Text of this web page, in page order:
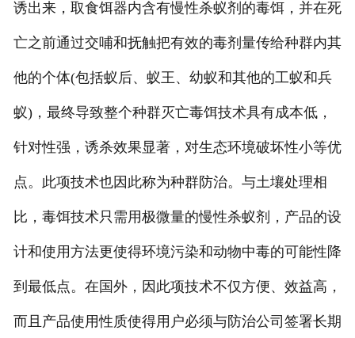
诱出来，取食饵器内含有慢性杀蚁剂的毒饵，并在死
亡之前通过交哺和抚触把有效的毒剂量传给种群内其
他的个体(包括蚁后、蚁王、幼蚁和其他的工蚁和兵
蚁)，最终导致整个种群灭亡毒饵技术具有成本低，
针对性强，诱杀效果显著，对生态环境破坏性小等优
点。此项技术也因此称为种群防治。与土壤处理相
比，毒饵技术只需用极微量的慢性杀蚁剂，产品的设
计和使用方法更使得环境污染和动物中毒的可能性降
到最低点。在国外，因此项技术不仅方便、效益高，
而且产品使用性质使得用户必须与防治公司签署长期